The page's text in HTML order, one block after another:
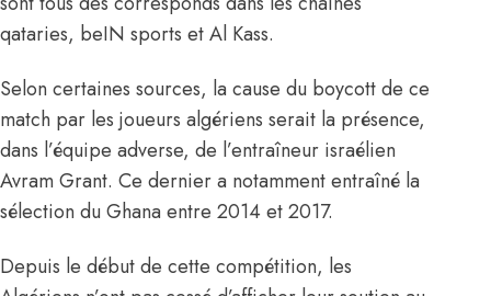
qataries, beIN sports et Al Kass.
Selon certaines sources, la cause du boycott de ce
match par les joueurs algériens serait la présence,
dans l’équipe adverse, de l’entraîneur israélien
Avram Grant. Ce dernier a notamment entraîné la
sélection du Ghana entre 2014 et 2017.
Depuis le début de cette compétition, les